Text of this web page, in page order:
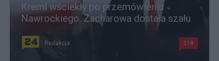
Kreml wściekły po przemówieniu
Nawrockiego. Zacharowa dostała szału
Redakcja 218